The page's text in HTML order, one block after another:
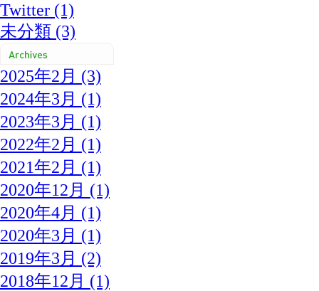
Twitter (1)
未分類 (3)
2025年2月 (3)
2024年3月 (1)
2023年3月 (1)
2022年2月 (1)
2021年2月 (1)
2020年12月 (1)
2020年4月 (1)
2020年3月 (1)
2019年3月 (2)
2018年12月 (1)